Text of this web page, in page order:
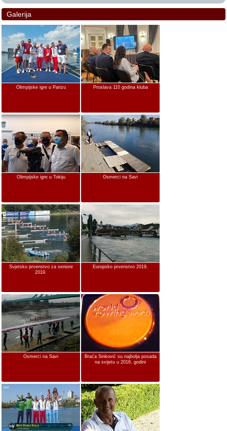
Galerija
Olimpijske igre u Parizu Proslava 110 godina kluba
Olimpijske igre u Tokiju Osmerci na Savi
Svjetsko prvenstvo za seniore
2019.
Europsko prvenstvo 2019.
Osmerci na Savi
Braća Sinković su najbolja posada
na svijetu u 2016. godini